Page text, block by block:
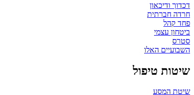
דכדוך ודיכאון
חרדה חברתית
פחד קהל
ביטחון עצמי
סטרס
השבועיים האלו
שיטות טיפול
שיטת המסע